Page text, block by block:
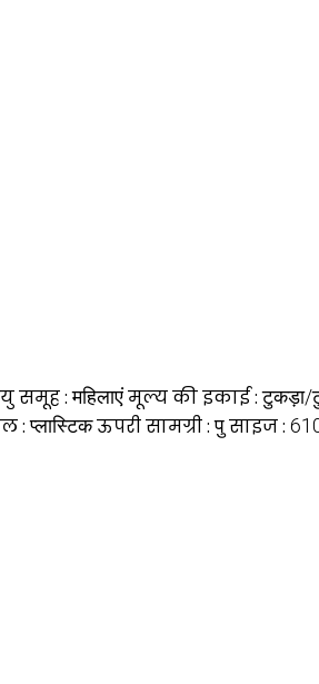
समूह :महिलाएंमूल्य की इकाई :
:प्लास्टिकऊपरी सामग्री :पुसाइज :